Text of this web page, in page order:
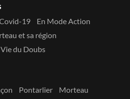
19
En Mode Action
et sa région
Vie du Doubs
Pontarlier Morteau